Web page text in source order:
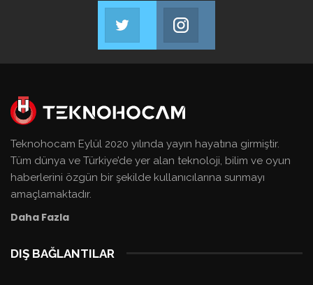
Twitter
Bizi Takip Et!
Teknohocam Eylül 2020 yılında yayın hayatına girmiştir.
Tüm dünya ve Türkiye’de yer alan teknoloji, bilim ve oyun
haberlerini özgün bir şekilde kullanıcılarına sunmayı
amaçlamaktadır.
Daha Fazla
DIŞ BAĞLANTILAR